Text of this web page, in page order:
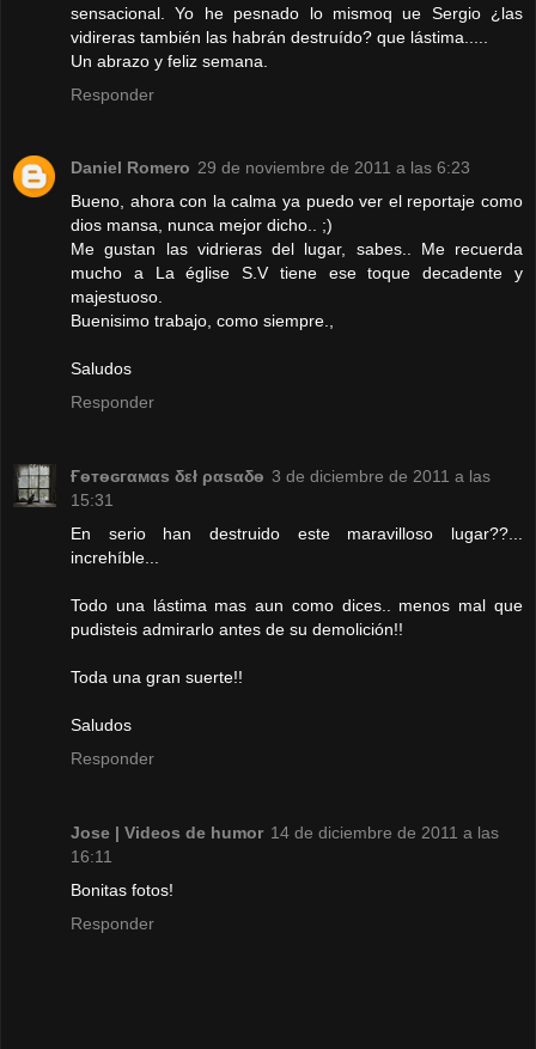
sensacional. Yo he pesnado lo mismoq ue Sergio ¿las
vidireras también las habrán destruído? que lástima.....
Un abrazo y feliz semana.
Responder
Daniel Romero 29 de noviembre de 2011 a las 6:23
Bueno, ahora con la calma ya puedo ver el reportaje como
dios mansa, nunca mejor dicho.. ;)
Me gustan las vidrieras del lugar, sabes.. Me recuerda
mucho a La église S.V tiene ese toque decadente y
majestuoso.
Buenisimo trabajo, como siempre.,
Saludos
Responder
Ғѳтѳԍгαмαѕ δεł ραѕαδѳ 3 de diciembre de 2011 a las
15:31
En serio han destruido este maravilloso lugar??...
increhíble...
Todo una lástima mas aun como dices.. menos mal que
pudisteis admirarlo antes de su demolición!!
Toda una gran suerte!!
Saludos
Responder
Jose | Videos de humor 14 de diciembre de 2011 a las
16:11
Bonitas fotos!
Responder